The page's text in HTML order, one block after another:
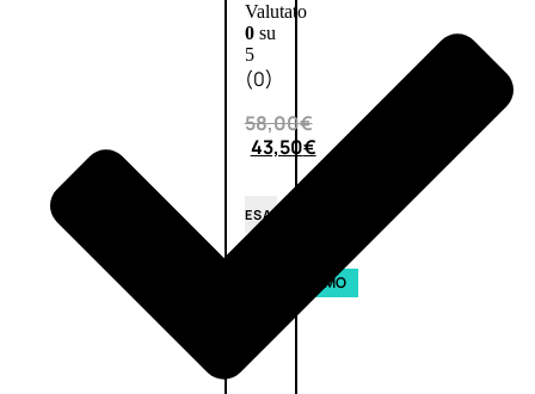
Valutato
0su
5
(0)
58,00€
43,50€
ESAURITO
carrello
PROMO